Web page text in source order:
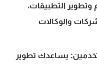
التطبيقات،
والوكالات
يساعدك تطوير